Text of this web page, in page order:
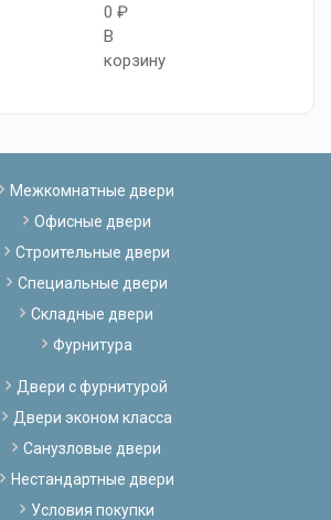
0 ₽
В
корзину
Межкомнатные двери
Офисные двери
Строительные двери
Специальные двери
Складные двери
Фурнитура
Двери с фурнитурой
Двери эконом класса
Санузловые двери
Нестандартные двери
Условия покупки